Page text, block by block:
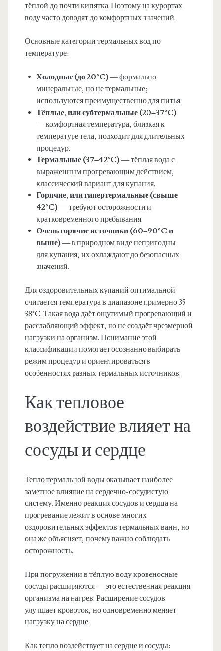
тёплой до почти кипятка. Поэтому на курортах
воду часто доводят до комфортных значений.
Основные категории термальных вод по
температуре:
Холодные (до 20°C) — формально
минеральные, но не термальные;
используются преимущественно для питья.
Тёплые, или субтермальные (20–37°C)
— комфортная температура, близкая к
температуре тела, подходит для длительных
процедур.
Термальные (37–42°C) — тёплая вода с
выраженным прогревающим действием,
классический вариант для купания.
Горячие, или гипертермальные (свыше
42°C) — требуют осторожности и
кратковременного пребывания.
Очень горячие источники (60–90°C и
выше) — в природном виде непригодны
для купания, их охлаждают до безопасных
значений.
Для оздоровительных купаний оптимальной
считается температура в диапазоне примерно 35–
38°C. Такая вода даёт ощутимый прогревающий и
расслабляющий эффект, но не создаёт чрезмерной
нагрузки на организм. Понимание этой
классификации помогает осознанно выбирать
режим процедур и ориентироваться в
особенностях разных термальных источников.
Как тепловое
воздействие влияет на
сосуды и сердце
Тепло термальной воды оказывает наиболее
заметное влияние на сердечно-сосудистую
систему. Именно реакция сосудов и сердца на
прогревание лежит в основе многих
оздоровительных эффектов термальных ванн, но
она же объясняет, почему важно соблюдать
осторожность.
При погружении в тёплую воду кровеносные
сосуды расширяются — это естественная реакция
организма на нагрев. Расширение сосудов
улучшает кровоток, но одновременно меняет
нагрузку на сердце.
Как тепло воздействует на сердце и сосуды: